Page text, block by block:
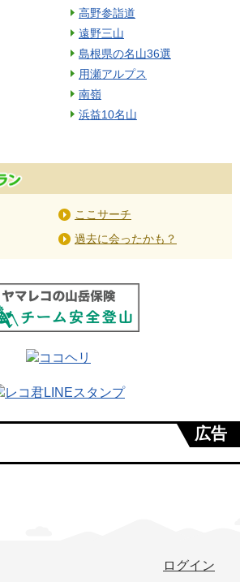
高野参詣道
遠野三山
島根県の名山36選
用瀬アルプス
南嶺
浜益10名山
ここサーチ
過去に会ったかも？
広告
ログイン